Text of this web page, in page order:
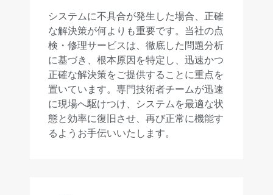
システムに不具合が発生した場合、正確
な解決策が何よりも重要です。当社の点
検・修理サービスは、徹底した問題分析
に基づき、根本原因を特定し、迅速かつ
正確な解決策をご提供することに重点を
置いています。専門技術者チームが迅速
に現場へ駆けつけ、システムを最適な状
態と効率に復旧させ、再び正常に機能す
るようお手伝いいたします。